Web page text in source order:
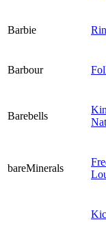
Barbie
Barbour
Barebells
bareMinerals